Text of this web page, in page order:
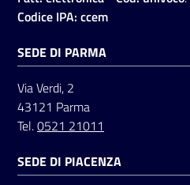
Codice IPA: ccem
SEDE DI PARMA
Via Verdi, 2
43121 Parma
Tel.0521 21011
SEDE DI PIACENZA